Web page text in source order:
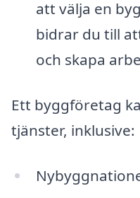
att välja en
bidrar du till
och skapa
Ett byggföretag
tjänster, inklusive: